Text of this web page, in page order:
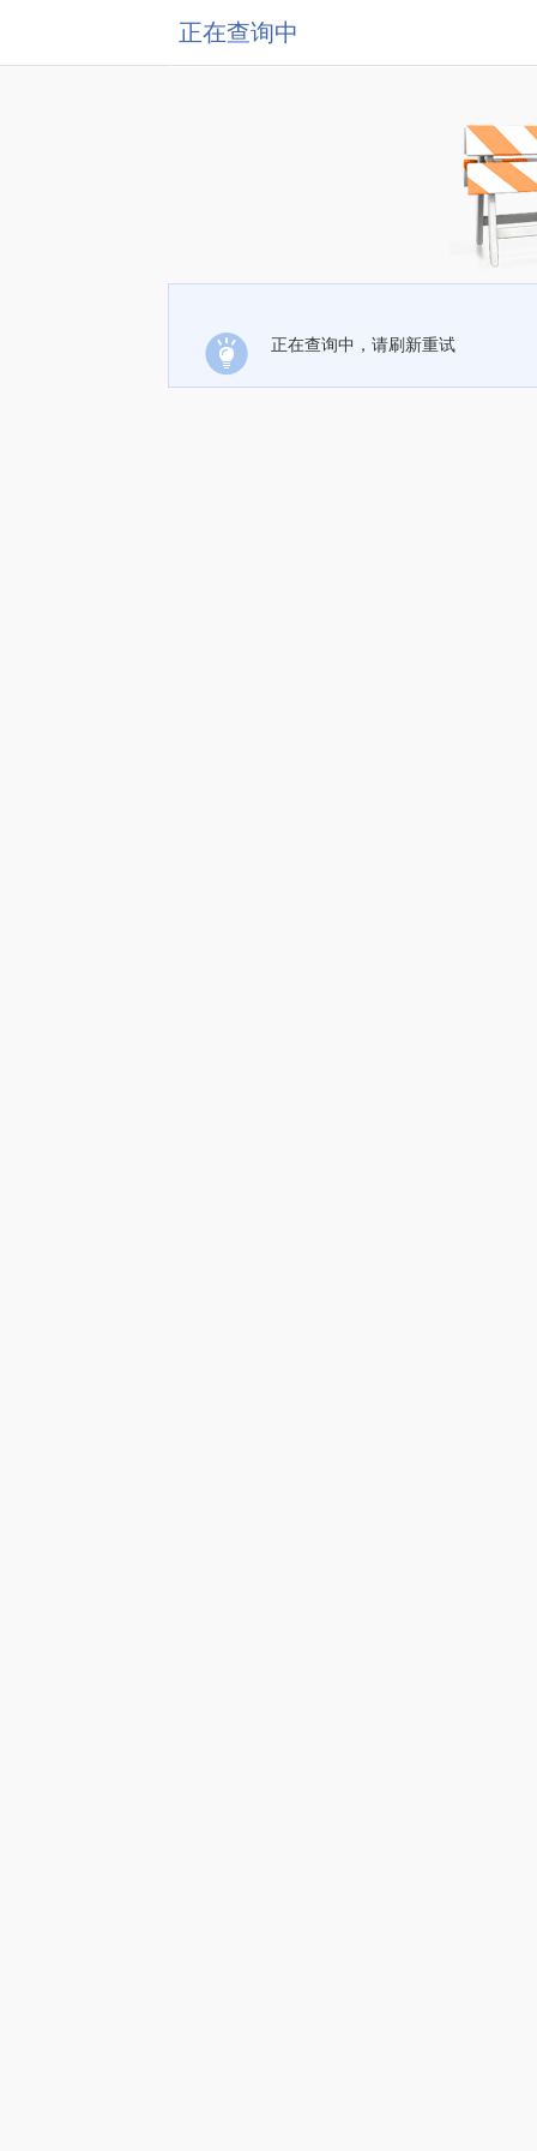
正在查询中
正在查询中，请刷新重试